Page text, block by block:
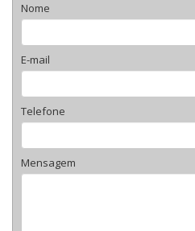
Nome
E-mail
Telefone
Mensagem